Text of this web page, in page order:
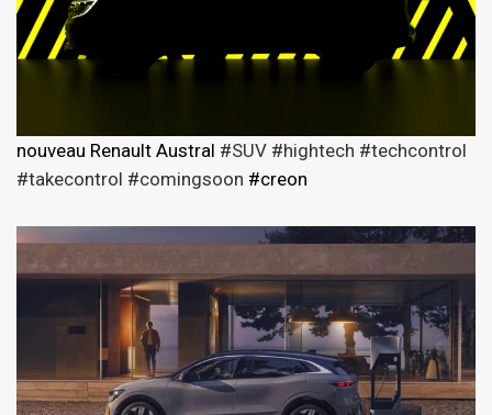
nouveau Renault Austral #SUV #hightech #techcontrol
#takecontrol #comingsoon #creon